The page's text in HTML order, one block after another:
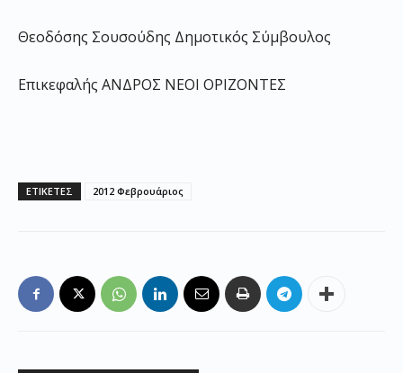
Θεοδόσης Σουσούδης Δημοτικός Σύμβουλος
Επικεφαλής ΑΝΔΡΟΣ ΝΕΟΙ ΟΡΙΖΟΝΤΕΣ
ΕΤΙΚΕΤΕΣ 2012 Φεβρουάριος